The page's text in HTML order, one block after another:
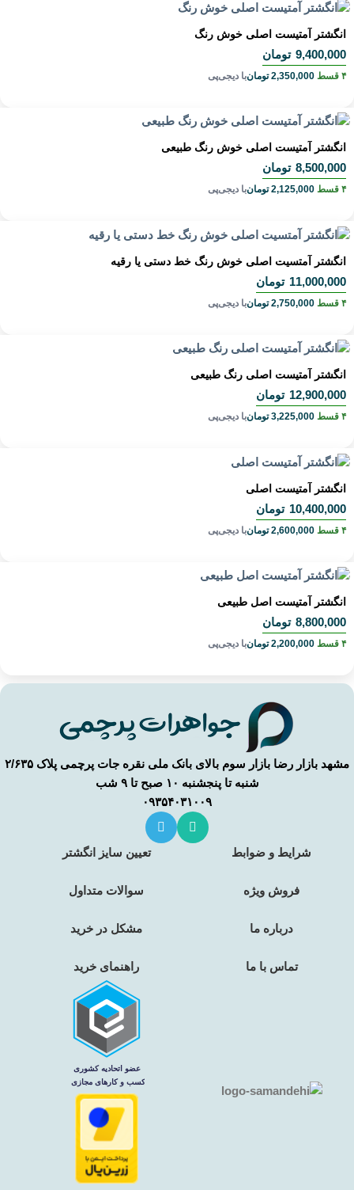
انگشتر آمتیست اصلی خوش رنگ
9,400,000 تومان
۴ قسط 2,350,000 تومانبا دیجی‌پی
انگشتر آمتیست اصلی خوش رنگ طبیعی
8,500,000 تومان
۴ قسط 2,125,000 تومانبا دیجی‌پی
انگشتر آمتسیت اصلی خوش رنگ خط دستی یا رقیه
11,000,000 تومان
۴ قسط 2,750,000 تومانبا دیجی‌پی
انگشتر آمتیست اصلی رنگ طبیعی
12,900,000 تومان
۴ قسط 3,225,000 تومانبا دیجی‌پی
انگشتر آمتیست اصلی
10,400,000 تومان
۴ قسط 2,600,000 تومانبا دیجی‌پی
انگشتر آمتیست اصل طبیعی
8,800,000 تومان
۴ قسط 2,200,000 تومانبا دیجی‌پی
مشهد بازار رضا بازار سوم بالای بانک ملی نقره جات پرچمی پلاک ۲/۶۳۵
شنبه تا پنجشنبه ۱۰ صبح تا ۹ شب
۰۹۳۵۴۰۳۱۰۰۹
شرایط و ضوابط
فروش ویژه
درباره ما
تماس با ما
تعیین سایز انگشتر
سوالات متداول
مشکل در خرید
راهنمای خرید